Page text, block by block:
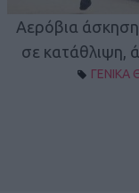
Αερόβια
σε κατάθλιψη,
ΓΕΝΙΚΑ